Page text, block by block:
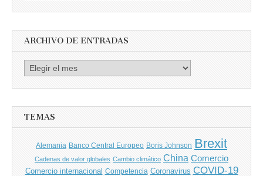
ARCHIVO DE ENTRADAS
Archivo
TEMAS
Alemania Banco Central Europeo Boris Johnson Brexit
Cadenas de valor globales Cambio climático China Comercio
Comercio internacional Competencia Coronavirus COVID-19